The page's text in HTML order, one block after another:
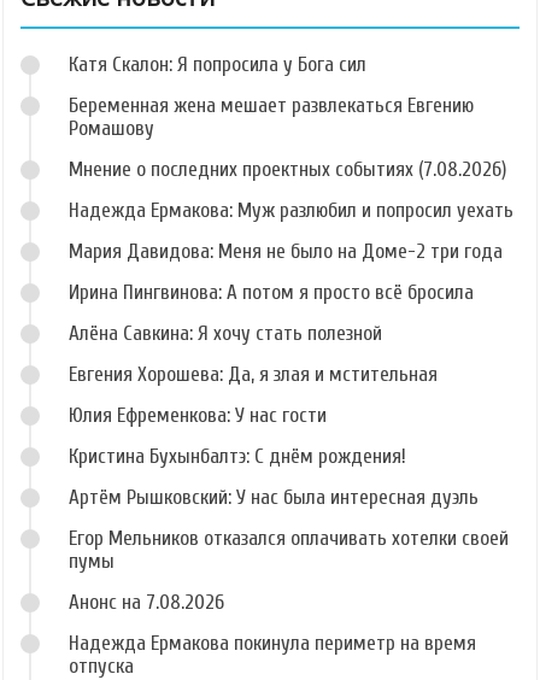
Катя Скалон: Я попросила у Бога сил
Беременная жена мешает развлекаться Евгению
Ромашову
Мнение о последних проектных событиях (7.08.2026)
Надежда Ермакова: Муж разлюбил и попросил уехать
Мария Давидова: Меня не было на Доме-2 три года
Ирина Пингвинова: А потом я просто всё бросила
Алёна Савкина: Я хочу стать полезной
Евгения Хорошева: Да, я злая и мстительная
Юлия Ефременкова: У нас гости
Кристина Бухынбалтэ: С днём рождения!
Артём Рышковский: У нас была интересная дуэль
Егор Мельников отказался оплачивать хотелки своей
пумы
Анонс на 7.08.2026
Надежда Ермакова покинула периметр на время
отпуска